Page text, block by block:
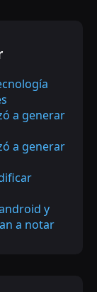
a generar
a generar
y
a notar